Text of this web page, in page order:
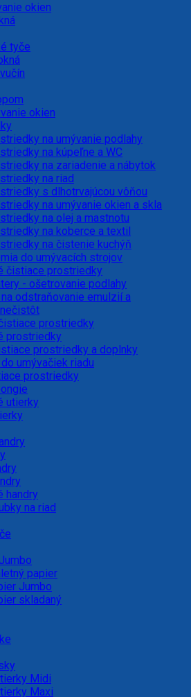
okien
tyče
okien
na umývanie podlahy
na kúpeľne a WC
na zariadenie a nábytok
na riad
s dlhotrvajúcou vôňou
na umývanie okien a skla
na olej a mastnotu
na koberce a textil
na čistenie kuchýň
do umývacích strojov
čistiace prostriedky
- ošetrovanie podlahy
odstraňovanie emulzií a
prostriedky
prostriedky
prostriedky a doplnky
umývačiek riadu
prostriedky
utierky
handry
na riad
papier
Jumbo
skladaný
Midi
Maxi